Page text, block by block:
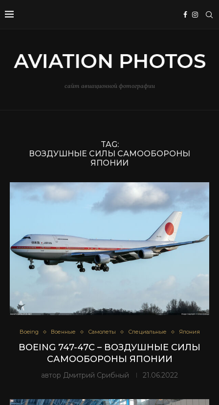
сайт авиационной фотографии
TAG:
ВОЗДУШНЫЕ СИЛЫ САМООБОРОНЫ
ЯПОНИИ
Boeing Военные Самолеты Специальные Япония
BOEING 747-47C – ВОЗДУШНЫЕ СИЛЫ
САМООБОРОНЫ ЯПОНИИ
автор Дмитрий Срибный 21.06.2022